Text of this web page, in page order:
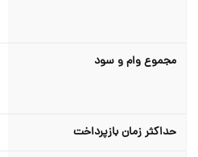
مجموع وام و سود
حداکثر زمان بازپرداخت